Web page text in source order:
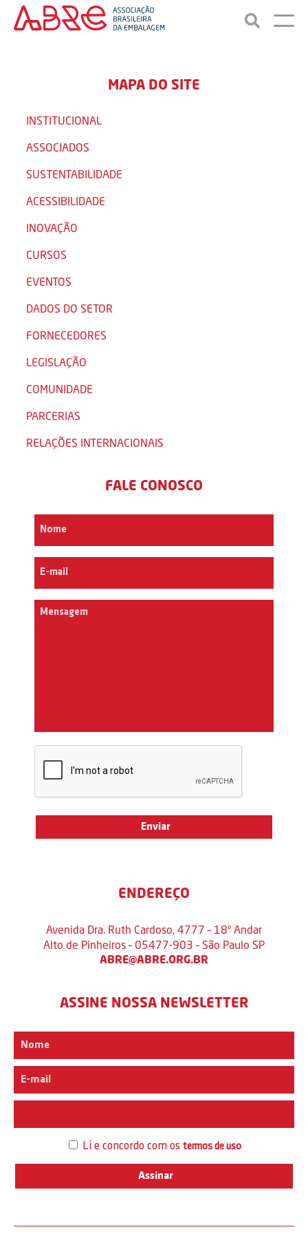
MAPA DO SITE
INSTITUCIONAL
ASSOCIADOS
SUSTENTABILIDADE
ACESSIBILIDADE
INOVAÇÃO
CURSOS
EVENTOS
DADOS DO SETOR
FORNECEDORES
LEGISLAÇÃO
COMUNIDADE
PARCERIAS
RELAÇÕES INTERNACIONAIS
FALE CONOSCO
ENDEREÇO
Avenida Dra. Ruth Cardoso, 4777 – 18º Andar
Alto de Pinheiros – 05477-903 – São Paulo SP
ABRE@ABRE.ORG.BR
ASSINE NOSSA NEWSLETTER
Li e concordo com os termos de uso